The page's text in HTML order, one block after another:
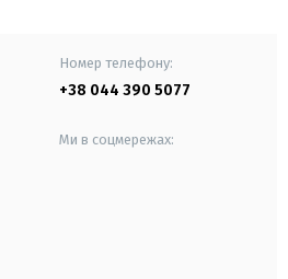
Номер телефону:
+38 044 390 5077
Ми в соцмережах: